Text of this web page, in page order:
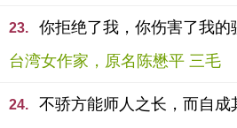
23.
你拒绝了我，你伤害了我的
台湾女作家，原名陈懋平 三毛
24.
不骄方能师人之长，而自成